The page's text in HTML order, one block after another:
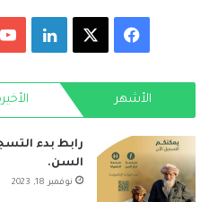
فيسبوك لينكدإن
الأشهر
رابط بدء
السن.
نوفمبر 18, 2023